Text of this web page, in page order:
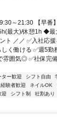
～21:30 【早番
最大)/休憩1h ◆最
ト ／／ ✅入社応援
く働ける ✅週5勤
雰囲気◎ ✅社保完
ター歓迎 シフト自由
経験者歓迎 ネイルOK
迎 シフト制 社割あり